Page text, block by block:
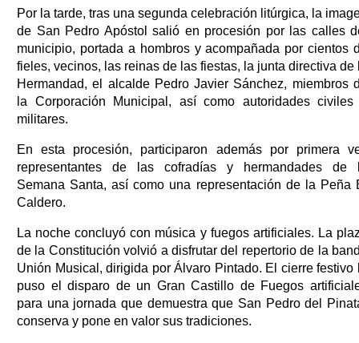
Por la tarde, tras una segunda celebración litúrgica, la
de San Pedro Apóstol salió en procesión por las calles
municipio, portada a hombros y acompañada por cientos
fieles, vecinos, las reinas de las fiestas, la junta directiva de
Hermandad, el alcalde Pedro Javier Sánchez, miembros
la Corporación Municipal, así como autoridades
militares.
En esta procesión, participaron además por primera
representantes de las cofradías y hermandades de
Semana Santa, así como una representación de la Peña
Caldero.
La noche concluyó con música y fuegos artificiales. La
de la Constitución volvió a disfrutar del repertorio de la
Unión Musical, dirigida por Álvaro Pintado. El cierre festivo
puso el disparo de un Gran Castillo de Fuegos
para una jornada que demuestra que San Pedro del
conserva y pone en valor sus tradiciones.